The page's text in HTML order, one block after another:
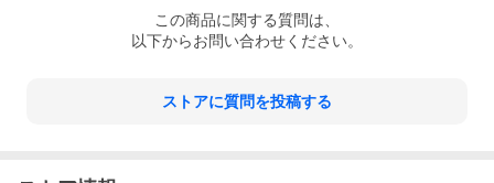
この商品に関する質問は、
以下からお問い合わせください。
ストアに質問を投稿する